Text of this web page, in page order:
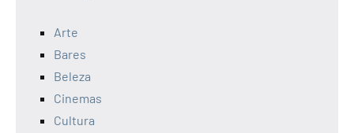
Arte
Bares
Beleza
Cinemas
Cultura